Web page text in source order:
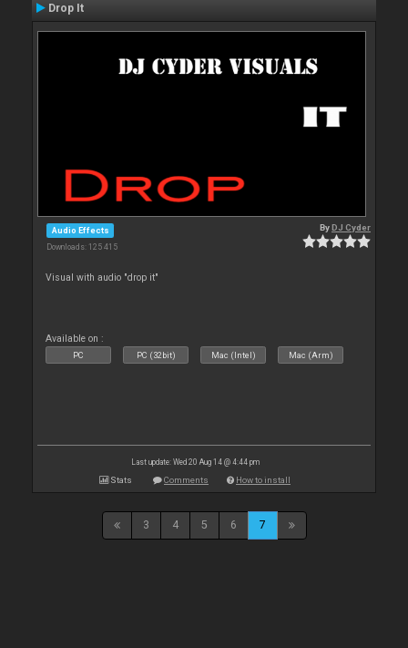
Drop It
Audio Effects
Downloads: 125 415
ByDJ Cyder
Visual with audio "drop it"
Available on :
PC PC (32bit) Mac (Intel) Mac (Arm)
Last update: Wed 20 Aug 14 @ 4:44 pm
Stats Comments How to install
3 4 5 6 7